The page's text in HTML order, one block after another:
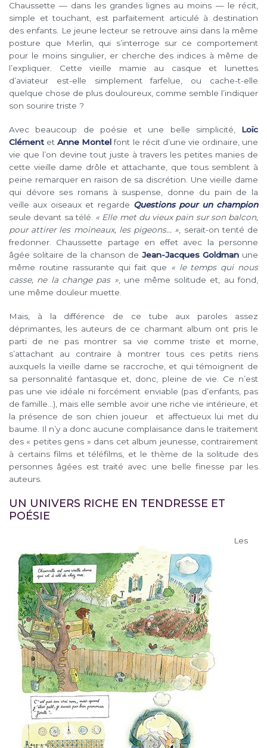
Chaussette — dans les grandes lignes au moins — le récit,
simple et touchant, est parfaitement articulé à destination
des enfants. Le jeune lecteur se retrouve ainsi dans la même
posture que Merlin, qui s’interroge sur ce comportement
pour le moins singulier, er cherche des indices à même de
l’expliquer. Cette vieille mamie au casque et lunettes
d’aviateur est-elle simplement farfelue, ou cache-t-elle
quelque chose de plus douloureux, comme semble l’indiquer
son sourire triste ?
Avec beaucoup de poésie et une belle simplicité, Loïc
Clément etAnne Montelfont le récit d’une vie ordinaire, une
vie que l’on devine tout juste à travers les petites manies de
cette vieille dame drôle et attachante, que tous semblent à
peine remarquer en raison de sa discrétion. Une vieille dame
qui dévore ses romans à suspense, donne du pain de la
veille aux oiseaux et regarde Questions pour un champion
seule devant sa télé. « Elle met du vieux pain sur son balcon,
pour attirer les moineaux, les pigeons… », serait-on tenté de
fredonner. Chaussette partage en effet avec la personne
âgée solitaire de la chanson de Jean-Jacques Goldman une
même routine rassurante qui fait que « le temps qui nous
casse, ne la change pas », une même solitude et, au fond,
une même douleur muette.
Mais, à la différence de ce tube aux paroles assez
déprimantes, les auteurs de ce charmant album ont pris le
parti de ne pas montrer sa vie comme triste et morne,
s’attachant au contraire à montrer tous ces petits riens
auxquels la vieille dame se raccroche, et qui témoignent de
sa personnalité fantasque et, donc, pleine de vie. Ce n’est
pas une vie idéale ni forcément enviable (pas d’enfants, pas
de famille…), mais elle semble avoir une riche vie intérieure, et
la présence de son chien joueur et affectueux lui met du
baume. Il n’y a donc aucune complaisance dans le traitement
des « petites gens » dans cet album jeunesse, contrairement
à certains films et téléfilms, et le thème de la solitude des
personnes âgées est traité avec une belle finesse par les
auteurs.
UN UNIVERS RICHE EN TENDRESSE ET
POÉSIE
Les